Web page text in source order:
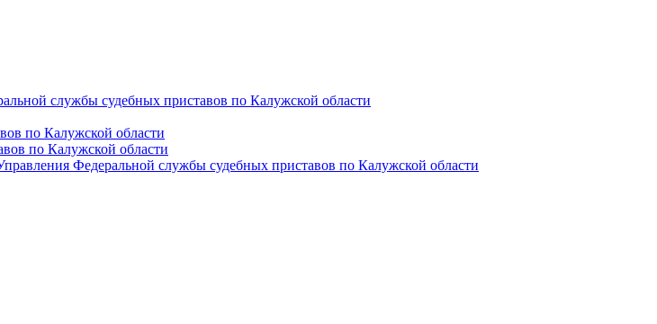
службы судебных приставов по Калужской области
по Калужской области
по Калужской области
Федеральной службы судебных приставов по Калужской области